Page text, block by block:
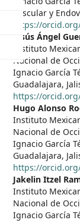
Vascular y
https://
Jesús Ángel
Instituto
Nacional de
Ignacio García
Guadalajara,
https://
Hugo Alonso
Instituto
Nacional de
Ignacio García
Guadalajara,
https://
Jakelin Itzel
Instituto
Nacional de
Ignacio García